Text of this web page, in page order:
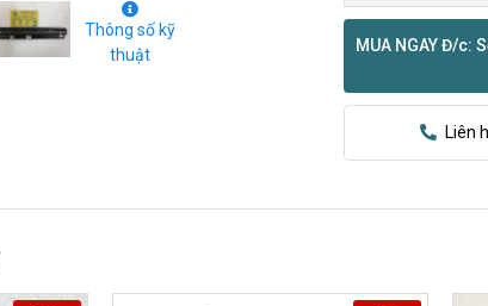
Thông số kỹ
thuật
MUA NGAY Đ/c:
Liên